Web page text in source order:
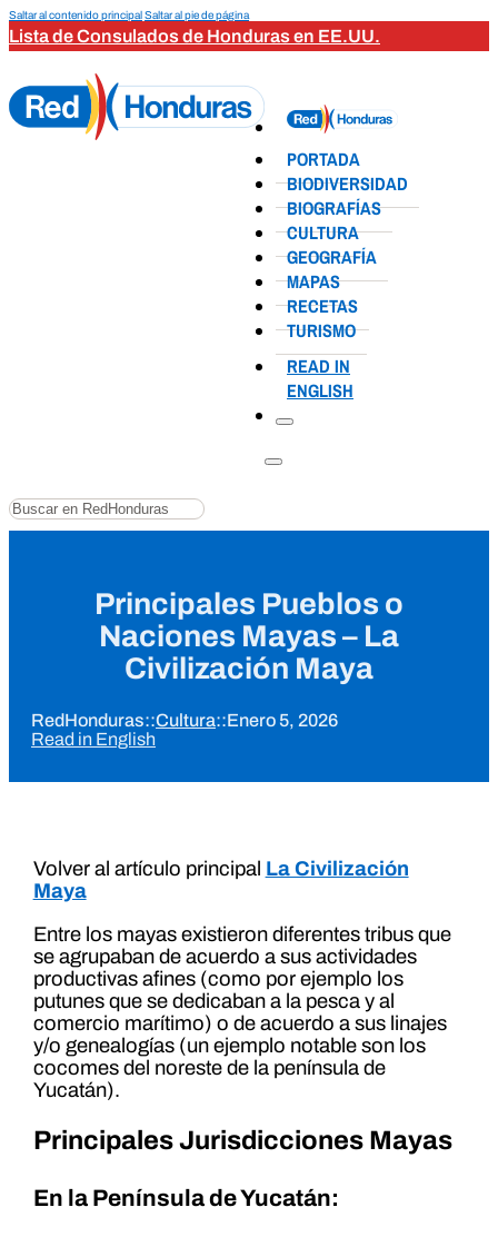
Saltar al contenido principalSaltar al pie de página
Lista de Consulados de Honduras en EE.UU.
PORTADA
BIODIVERSIDAD
BIOGRAFÍAS
CULTURA
GEOGRAFÍA
MAPAS
RECETAS
TURISMO
READ IN
ENGLISH
Buscar
Principales Pueblos o
Naciones Mayas – La
Civilización Maya
RedHonduras::Cultura::Enero 5, 2026
Read in English
Volver al artículo principal La Civilización
Maya
Entre los mayas existieron diferentes tribus que
se agrupaban de acuerdo a sus actividades
productivas afines (como por ejemplo los
putunes que se dedicaban a la pesca y al
comercio marítimo) o de acuerdo a sus linajes
y/o genealogías (un ejemplo notable son los
cocomes del noreste de la península de
Yucatán).
Principales Jurisdicciones Mayas
En la Península de Yucatán: